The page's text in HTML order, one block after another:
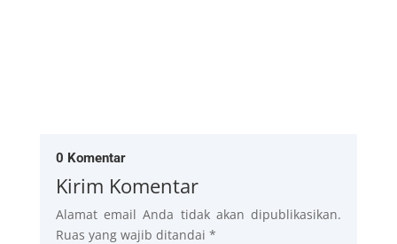
0 Komentar
Kirim Komentar
Alamat email Anda tidak akan dipublikasikan.
Ruas yang wajib ditandai *